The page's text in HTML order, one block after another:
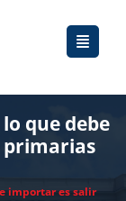
que debe
primarias
importar es salir